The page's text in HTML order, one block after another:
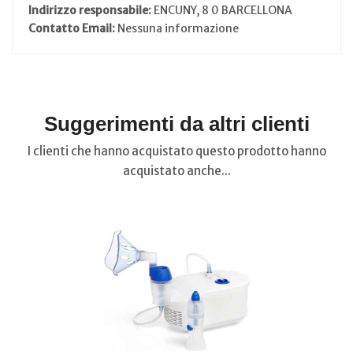
Indirizzo responsabile: ENCUNY, 8 0 BARCELLONA
Contatto Email: Nessuna informazione
Suggerimenti da altri clienti
I clienti che hanno acquistato questo prodotto hanno
acquistato anche...